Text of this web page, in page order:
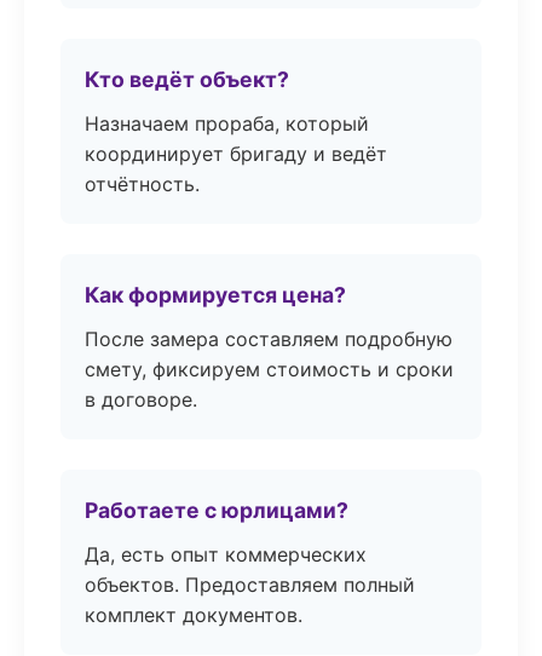
Кто ведёт объект?
Назначаем прораба, который
координирует бригаду и ведёт
отчётность.
Как формируется цена?
После замера составляем подробную
смету, фиксируем стоимость и сроки
в договоре.
Работаете с юрлицами?
Да, есть опыт коммерческих
объектов. Предоставляем полный
комплект документов.